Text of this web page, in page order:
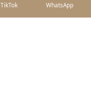
TikTok WhatsApp